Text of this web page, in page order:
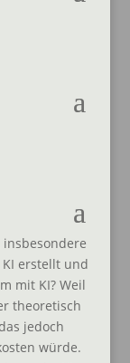
erstellt und
mit KI? Weil
theoretisch
jedoch
würde.